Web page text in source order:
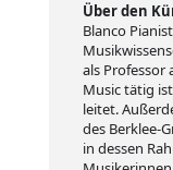
Über den
Blanco
als Professor
Music tätig
leitet.
des Berklee-
in dessen